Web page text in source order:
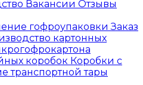
Вакансии Отзывы
гофроупаковкиЗаказ
картонных
коробок Коробки с
транспортной тары